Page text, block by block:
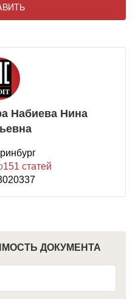
Набиева Нина
151 статей
ДОКУМЕНТА